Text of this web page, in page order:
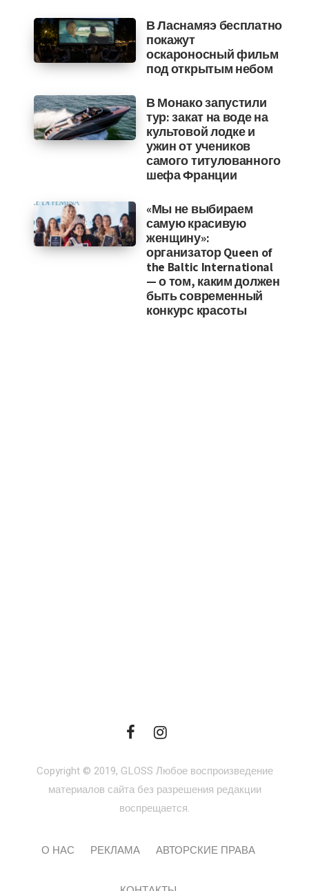
В Ласнамяэ бесплатно
покажут
оскароносный фильм
под открытым небом
В Монако запустили
тур: закат на воде на
культовой лодке и
ужин от учеников
самого титулованного
шефа Франции
«Мы не выбираем
самую красивую
женщину»:
организатор Queen of
the Baltic International
— о том, каким должен
быть современный
конкурс красоты
Copyright © 2019, GLOSS Любое воспроизведение
материалов сайта без разрешения редакции
воспрещается.
О НАС РЕКЛАМА АВТОРСКИЕ ПРАВА